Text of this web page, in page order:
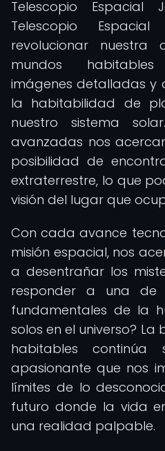
Telescopio
Telescopio Espacial
revolucionar nuestra
mundos
imágenes detalladas y
la habitabilidad de
nuestro sistema
avanzadas nos
posibilidad de
extraterrestre, lo que
visión del lugar que
Con cada avance
misión espacial, nos
a desentrañar los
responder a una de
fundamentales de la
solos en el universo?
habitables continúa
apasionante que nos
límites de lo
futuro donde la vida
una realidad palpable.